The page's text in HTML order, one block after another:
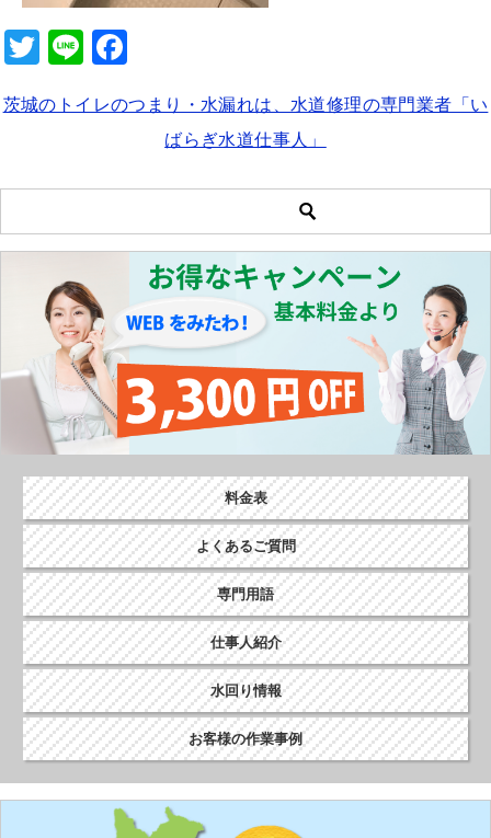
T
tt
Li
e c
b
o
茨城のトイレのつまり・水漏れは、水道修理の専門業者「い
ばらぎ水道仕事人」
料金表
よくあるご質問
専門用語
仕事人紹介
水回り情報
お客様の作業事例